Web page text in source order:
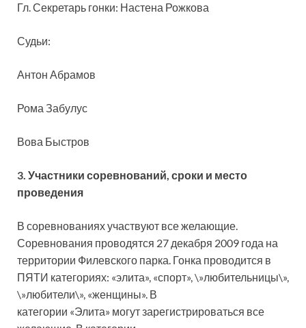
Гл. Секретарь гонки: Настена Рожкова
Судьи:
Антон Абрамов
Рома Забулус
Вова Быстров
3. Участники соревнований, сроки и место
проведения
В соревнованиях участвуют все желающие.
Соревнования проводятся 27 декабря 2009 года на
территории Филевского парка. Гонка проводится в
ПЯТИ категориях: «элита», «спорт», \»любительницы\»,
\»любители\», «женщины». В
категории «Элита» могут зарегистрироваться все